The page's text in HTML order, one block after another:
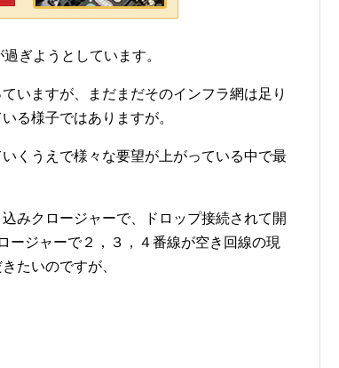
ぎようとしています。
いますが、まだまだそのインフラ網は足り
る様子ではありますが。
くうえで様々な要望が上がっている中で最
みクロージャーで、ドロップ接続されて開
ージャーで２，３，４番線が空き回線の現
たいのですが、